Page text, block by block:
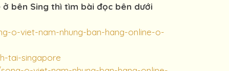
bên Sing thì tìm bài đọc bên dưới
o-viet-nam-nhung-ban-hang-online-o-
tai-singapore